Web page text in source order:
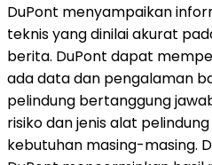
DuPont menyampaikan
teknis yang dinilai akurat
berita. DuPont dapat
ada data dan pengalaman
pelindung bertanggung
risiko dan jenis alat
kebutuhan masing-masing.